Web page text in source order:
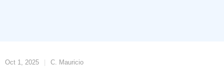
Oct 1, 2025 C. Mauricio